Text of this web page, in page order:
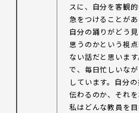
スに、自分を客観
急をつけることが
自分の踊りがどう
思うのかという視
ない話だと思いま
で、毎日忙しいな
しています。自分
伝わるのか、それ
私はどんな教員を